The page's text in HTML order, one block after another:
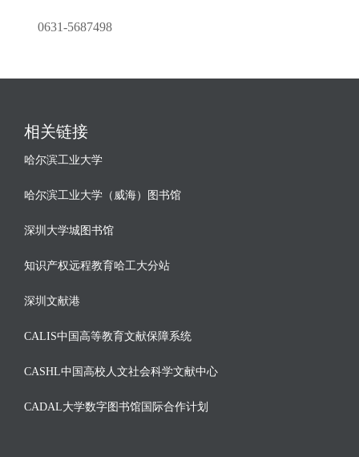
0631-5687498
相关链接
哈尔滨工业大学
哈尔滨工业大学（威海）图书馆
深圳大学城图书馆
知识产权远程教育哈工大分站
深圳文献港
CALIS中国高等教育文献保障系统
CASHL中国高校人文社会科学文献中心
CADAL大学数字图书馆国际合作计划